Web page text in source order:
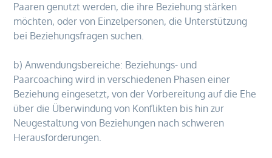
Paaren genutzt werden, die ihre Beziehung stärken
möchten, oder von Einzelpersonen, die Unterstützung
bei Beziehungsfragen suchen.
b) Anwendungsbereiche: Beziehungs- und
Paarcoaching wird in verschiedenen Phasen einer
Beziehung eingesetzt, von der Vorbereitung auf die Ehe
über die Überwindung von Konflikten bis hin zur
Neugestaltung von Beziehungen nach schweren
Herausforderungen.